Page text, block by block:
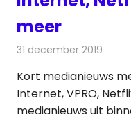
meer
31 december 2019
Kort medianieuws
Internet, VPRO,